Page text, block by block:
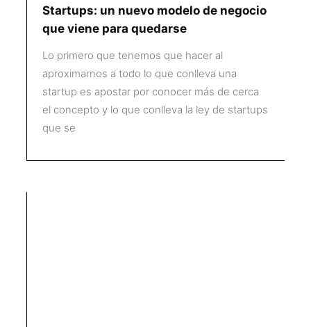
Startups: un nuevo modelo de negocio
que viene para quedarse
Lo primero que tenemos que hacer al
aproximarnos a todo lo que conlleva una
startup es apostar por conocer más de cerca
el concepto y lo que conlleva la ley de startups
que se